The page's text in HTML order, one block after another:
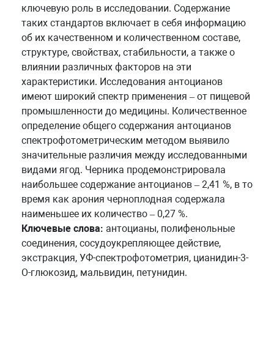
ключевую роль в исследовании. Содержание
таких стандартов включает в себя информацию
об их качественном и количественном составе,
структуре, свойствах, стабильности, а также о
влиянии различных факторов на эти
характеристики. Исследования антоцианов
имеют широкий спектр применения – от пищевой
промышленности до медицины. Количественное
определение общего содержания антоцианов
спектрофотометрическим методом выявило
значительные различия между исследованными
видами ягод. Черника продемонстрировала
наибольшее содержание антоцианов – 2,41 %, в то
время как арония черноплодная содержала
наименьшее их количество – 0,27 %.
Ключевые слова: антоцианы, полифенольные
соединения, сосудоукрепляющее действие,
экcтракция, УФ-спектрофотометрия, цианидин-3-
O-глюкозид, мальвидин, петунидин.